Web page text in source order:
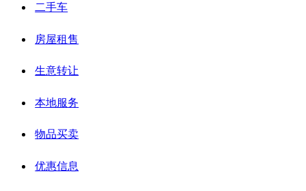
二手车
房屋租售
生意转让
本地服务
物品买卖
优惠信息